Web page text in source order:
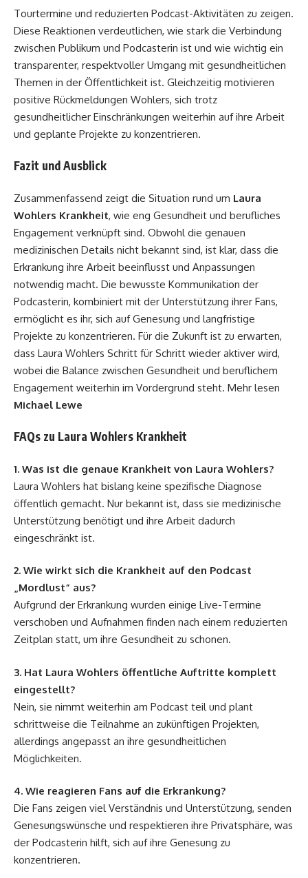
Tourtermine und reduzierten Podcast-Aktivitäten zu zeigen.
Diese Reaktionen verdeutlichen, wie stark die Verbindung
zwischen Publikum und Podcasterin ist und wie wichtig ein
transparenter, respektvoller Umgang mit gesundheitlichen
Themen in der Öffentlichkeit ist. Gleichzeitig motivieren
positive Rückmeldungen Wohlers, sich trotz
gesundheitlicher Einschränkungen weiterhin auf ihre Arbeit
und geplante Projekte zu konzentrieren.
Fazit und Ausblick
Zusammenfassend zeigt die Situation rund um Laura
Wohlers Krankheit, wie eng Gesundheit und berufliches
Engagement verknüpft sind. Obwohl die genauen
medizinischen Details nicht bekannt sind, ist klar, dass die
Erkrankung ihre Arbeit beeinflusst und Anpassungen
notwendig macht. Die bewusste Kommunikation der
Podcasterin, kombiniert mit der Unterstützung ihrer Fans,
ermöglicht es ihr, sich auf Genesung und langfristige
Projekte zu konzentrieren. Für die Zukunft ist zu erwarten,
dass Laura Wohlers Schritt für Schritt wieder aktiver wird,
wobei die Balance zwischen Gesundheit und beruflichem
Engagement weiterhin im Vordergrund steht. Mehr lesen
Michael Lewe
FAQs zu Laura Wohlers Krankheit
1. Was ist die genaue Krankheit von Laura Wohlers?
Laura Wohlers hat bislang keine spezifische Diagnose
öffentlich gemacht. Nur bekannt ist, dass sie medizinische
Unterstützung benötigt und ihre Arbeit dadurch
eingeschränkt ist.
2. Wie wirkt sich die Krankheit auf den Podcast
„Mordlust“ aus?
Aufgrund der Erkrankung wurden einige Live-Termine
verschoben und Aufnahmen finden nach einem reduzierten
Zeitplan statt, um ihre Gesundheit zu schonen.
3. Hat Laura Wohlers öffentliche Auftritte komplett
eingestellt?
Nein, sie nimmt weiterhin am Podcast teil und plant
schrittweise die Teilnahme an zukünftigen Projekten,
allerdings angepasst an ihre gesundheitlichen
Möglichkeiten.
4. Wie reagieren Fans auf die Erkrankung?
Die Fans zeigen viel Verständnis und Unterstützung, senden
Genesungswünsche und respektieren ihre Privatsphäre, was
der Podcasterin hilft, sich auf ihre Genesung zu
konzentrieren.